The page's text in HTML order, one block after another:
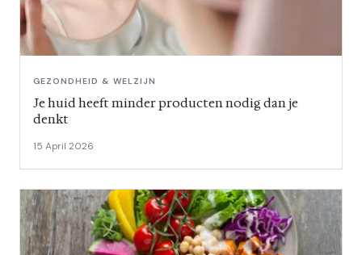
GEZONDHEID & WELZIJN
Je huid heeft minder producten nodig dan je
denkt
15 April 2026